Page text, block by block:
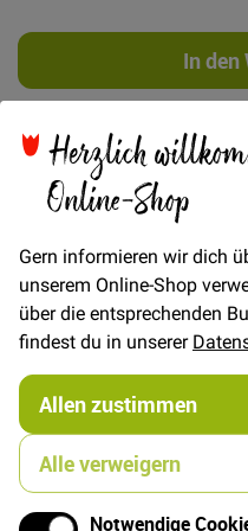
Herzlich
Online-Shop
Gern informieren wir dich
unserem Online-Shop
über die entsprechenden
findest du in unserer
Allen zustimmen
Alle verweigern
Notwendige
In den
ROSA - Kleid und Top
Taschen
ebook mit
Selbstdrucken
Wenn die Sonne scheint
wirst Du ROSA lieben.
Sommerkleidchen viel
Trägern und den
es ein echter Hingucker.
den Look durch